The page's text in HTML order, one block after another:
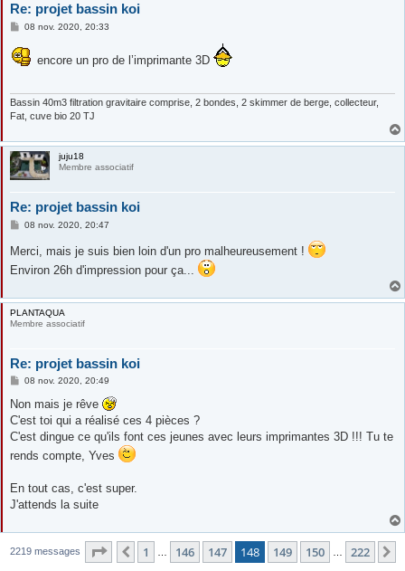
Re: projet bassin koi
M
s
s
a
08 nov. 2020, 20:33
encore un pro de l’imprimante 3D
Bassin 40m3 filtration gravitaire comprise, 2 bondes, 2 skimmer de berge, collecteur,
Fat, cuve bio 20 TJ
juju18
Membre associatif
Re: projet bassin koi
M
s
a
08 nov. 2020, 20:47
Merci, mais je suis bien loin d'un pro malheureusement !
Environ 26h d'impression pour ça...
PLANTAQUA
Membre associatif
Re: projet bassin koi
M
s
a
g
08 nov. 2020, 20:49
Non mais je rêve
C'est toi qui a réalisé ces 4 pièces ?
C'est dingue ce qu'ils font ces jeunes avec leurs imprimantes 3D !!! Tu te
rends compte, Yves
En tout cas, c'est super.
J'attends la suite
2219 messages Page 148 sur222
Précédente
1 146 147 148 149 150 222